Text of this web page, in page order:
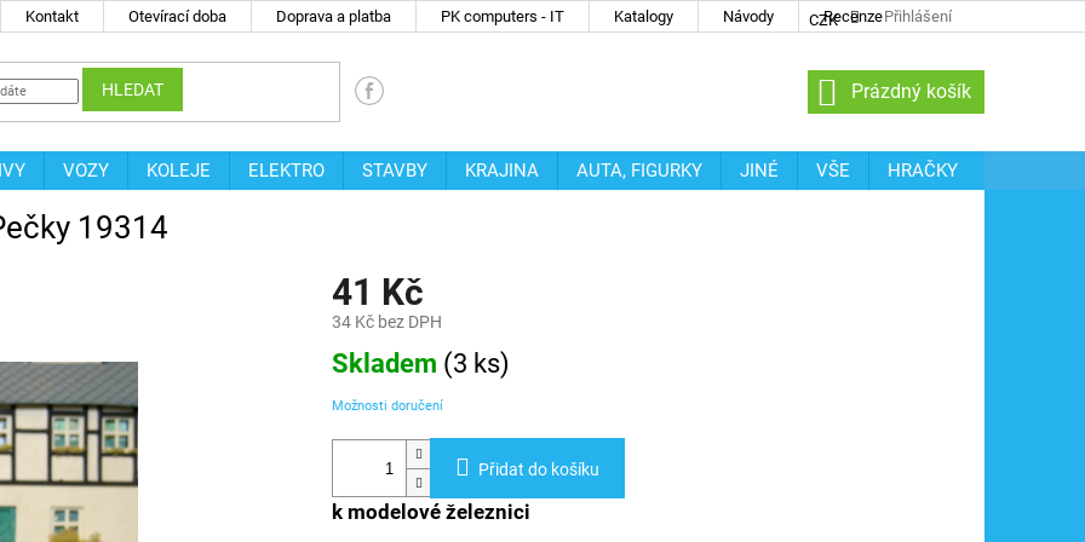
Kontakt Otevírací doba Doprava a platba PK computers - IT Katalogy Návody Recenze
CZK Přihlášení
HLEDAT
NÁKUPNÍ
KOŠÍK
Prázdný košík
VOZY KOLEJE ELEKTRO STAVBY KRAJINA AUTA, FIGURKY JINÉ VŠE
HRAČKY
19314
41 Kč
34 Kč bez DPH
Měrná
cena:
Skladem (3 ks)
Možnosti doručení
Přidat do košíku
k modelové železnici